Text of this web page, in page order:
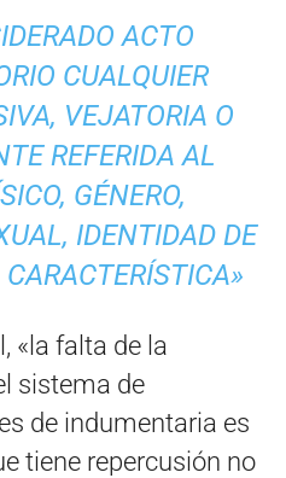
ACTO
CUALQUIER
VEJATORIA O
REFERIDA AL
GÉNERO,
IDENTIDAD DE
«la falta de la
sistema de
de indumentaria es
tiene repercusión no